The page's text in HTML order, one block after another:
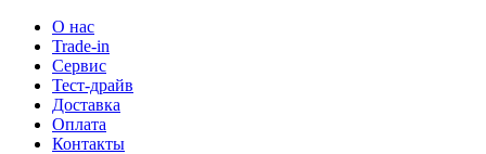
О нас
Trade-in
Сервис
Тест-драйв
Доставка
Оплата
Контакты